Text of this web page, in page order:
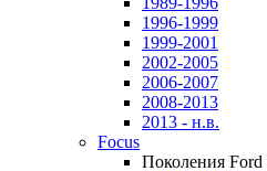
1996-1999
1999-2001
2002-2005
2006-2007
2008-2013
2013 - н.в.
Focus
Поколения Ford